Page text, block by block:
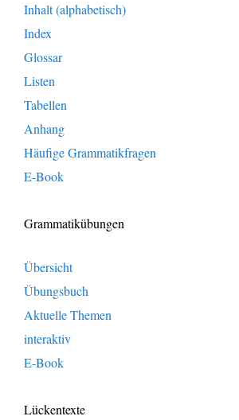
Inhalt (alphabetisch)
Index
Glossar
Listen
Tabellen
Anhang
Häufige Grammatikfragen
E-Book
Grammatikübungen
Übersicht
Übungsbuch
Aktuelle Themen
interaktiv
E-Book
Lückentexte